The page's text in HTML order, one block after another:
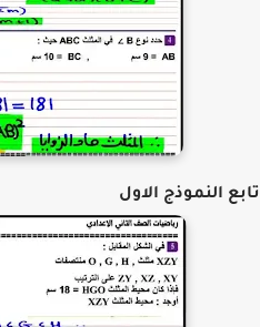
النموذج الاول